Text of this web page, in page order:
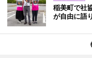
稲美町で社
が自由に語